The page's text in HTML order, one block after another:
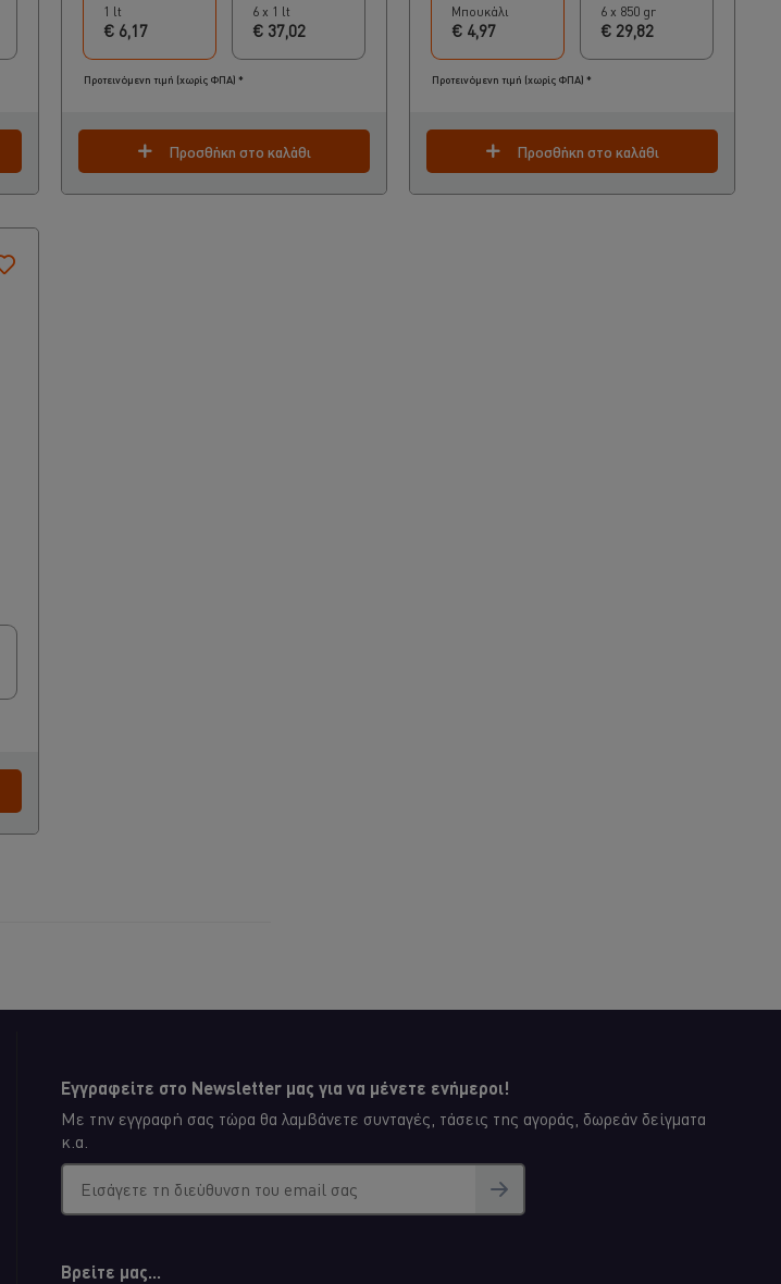
1 lt
€ 6,17
6 x 1 lt
€ 37,02
Προτεινόμενη τιμή (χωρίς ΦΠΑ) *
Προσθήκη στο καλάθι
Μπουκάλι
€ 4,97
6 x 850 gr
€ 29,82
Προτεινόμενη τιμή (χωρίς ΦΠΑ) *
Προσθήκη στο καλάθι
Εγγραφείτε στο Newsletter μας για να μένετε ενήμεροι!
Με την εγγραφή σας τώρα θα λαμβάνετε συνταγές, τάσεις της αγοράς, δωρεάν δείγματα
κ.α.
Εισάγετε τη διεύθυνση του email σας
Βρείτε μας...